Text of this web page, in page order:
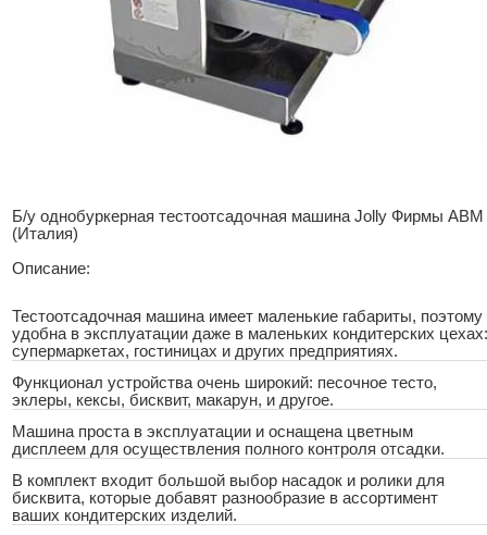
Б/у однобуркерная тестоотсадочная машина Jolly Фирмы ABM
(Италия)
Описание:
Тестоотсадочная машина имеет маленькие габариты, поэтому
удобна в эксплуатации даже в маленьких кондитерских цехах:
супермаркетах, гостиницах и других предприятиях.
Функционал устройства очень широкий: песочное тесто,
эклеры, кексы, бисквит, макарун, и другое.
Машина проста в эксплуатации и оснащена цветным
дисплеем для осуществления полного контроля отсадки.
В комплект входит большой выбор насадок и ролики для
бисквита, которые добавят разнообразие в ассортимент
ваших кондитерских изделий.